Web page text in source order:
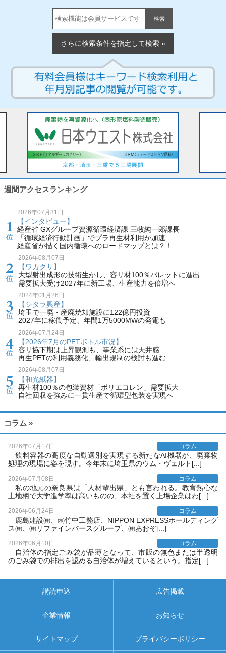
検索
さらに検索条件を指定して検索 »
週間アクセスランキング
2026年07月31日
【インタビュー】
経産省 GXグループ資源循環経済課 三牧純一郎課長
「循環経済行動計画」でプラ再生材利用が加速
経産省が描く国内循環へのロードマップとは？！
2026年08月07日
【ワカクサ】
大型射出成形の技術生かし、容リ材100％パレットに進出
需要拡大受け2027年に新工場、生産能力を倍増へ
2024年01月26日
【シタラ興産】
埼玉で一廃・産廃焼却施設に122億円投資
2027年に稼働予定、年間1万5000MWの発電も
2026年07月24日
【2026年7月のPETボトル市況】
容リ協下期は上昇観測も、事業系には天井感
再生PETの利用義務化、輸出規制の検討も進む
2026年08月07日
【和光紙器】
再生材100％の包装資材「ポリエコレン」需要拡大
自社回収を強みに一貫生産で循環型包装を実現へ
コラム »
2026年07月17日 コラム
飲料容器の高度な自動選別を実現する新たなAI機器が、廃棄物
処理の現場に姿を現す。今年末に埼玉県のウム・ヴェルト[...]
2026年07月08日 コラム
私の地元の奈良県は「人材輩出県」とも言われる。教育熱心な
土地柄で大学進学率は高いものの、本社を置く上場企業はわ[...]
2026年06月24日 コラム
鹿島建設㈱、㈱竹中工務店、NIPPON EXPRESSホールディング
ス㈱、㈱リファインバースグループ、㈱あおぞ[...]
2026年06月10日 コラム
自治体の指定ごみ袋が品薄となって、市販の無色または半透明
のごみ袋での排出を認める自治体が増えているという。指定[...]
講読申込 広告掲載
企業情報 お知らせ
サイトマップ プライバシーポリシー